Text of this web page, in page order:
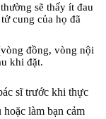
sẽ thấy ít đau
cung của họ đã
đồng, vòng nội
khi đặt.
sĩ trước khi thực
làm bạn cảm